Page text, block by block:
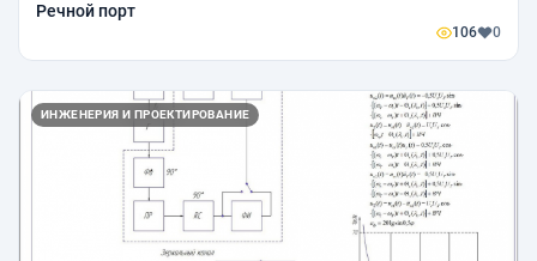
Речной порт
106 0
ИНЖЕНЕРИЯ И ПРОЕКТИРОВАНИЕ